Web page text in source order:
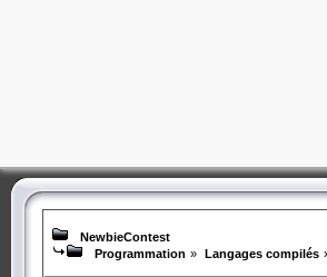
NewbieContest
Programmation » Langages compilés